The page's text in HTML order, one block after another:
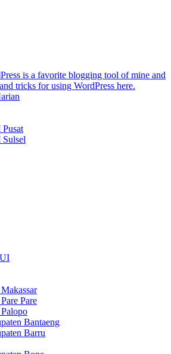
Hukuuma
is a favorite blogging tool of mine and
tricks for using WordPress here.
Pare
Bantaeng
Barru